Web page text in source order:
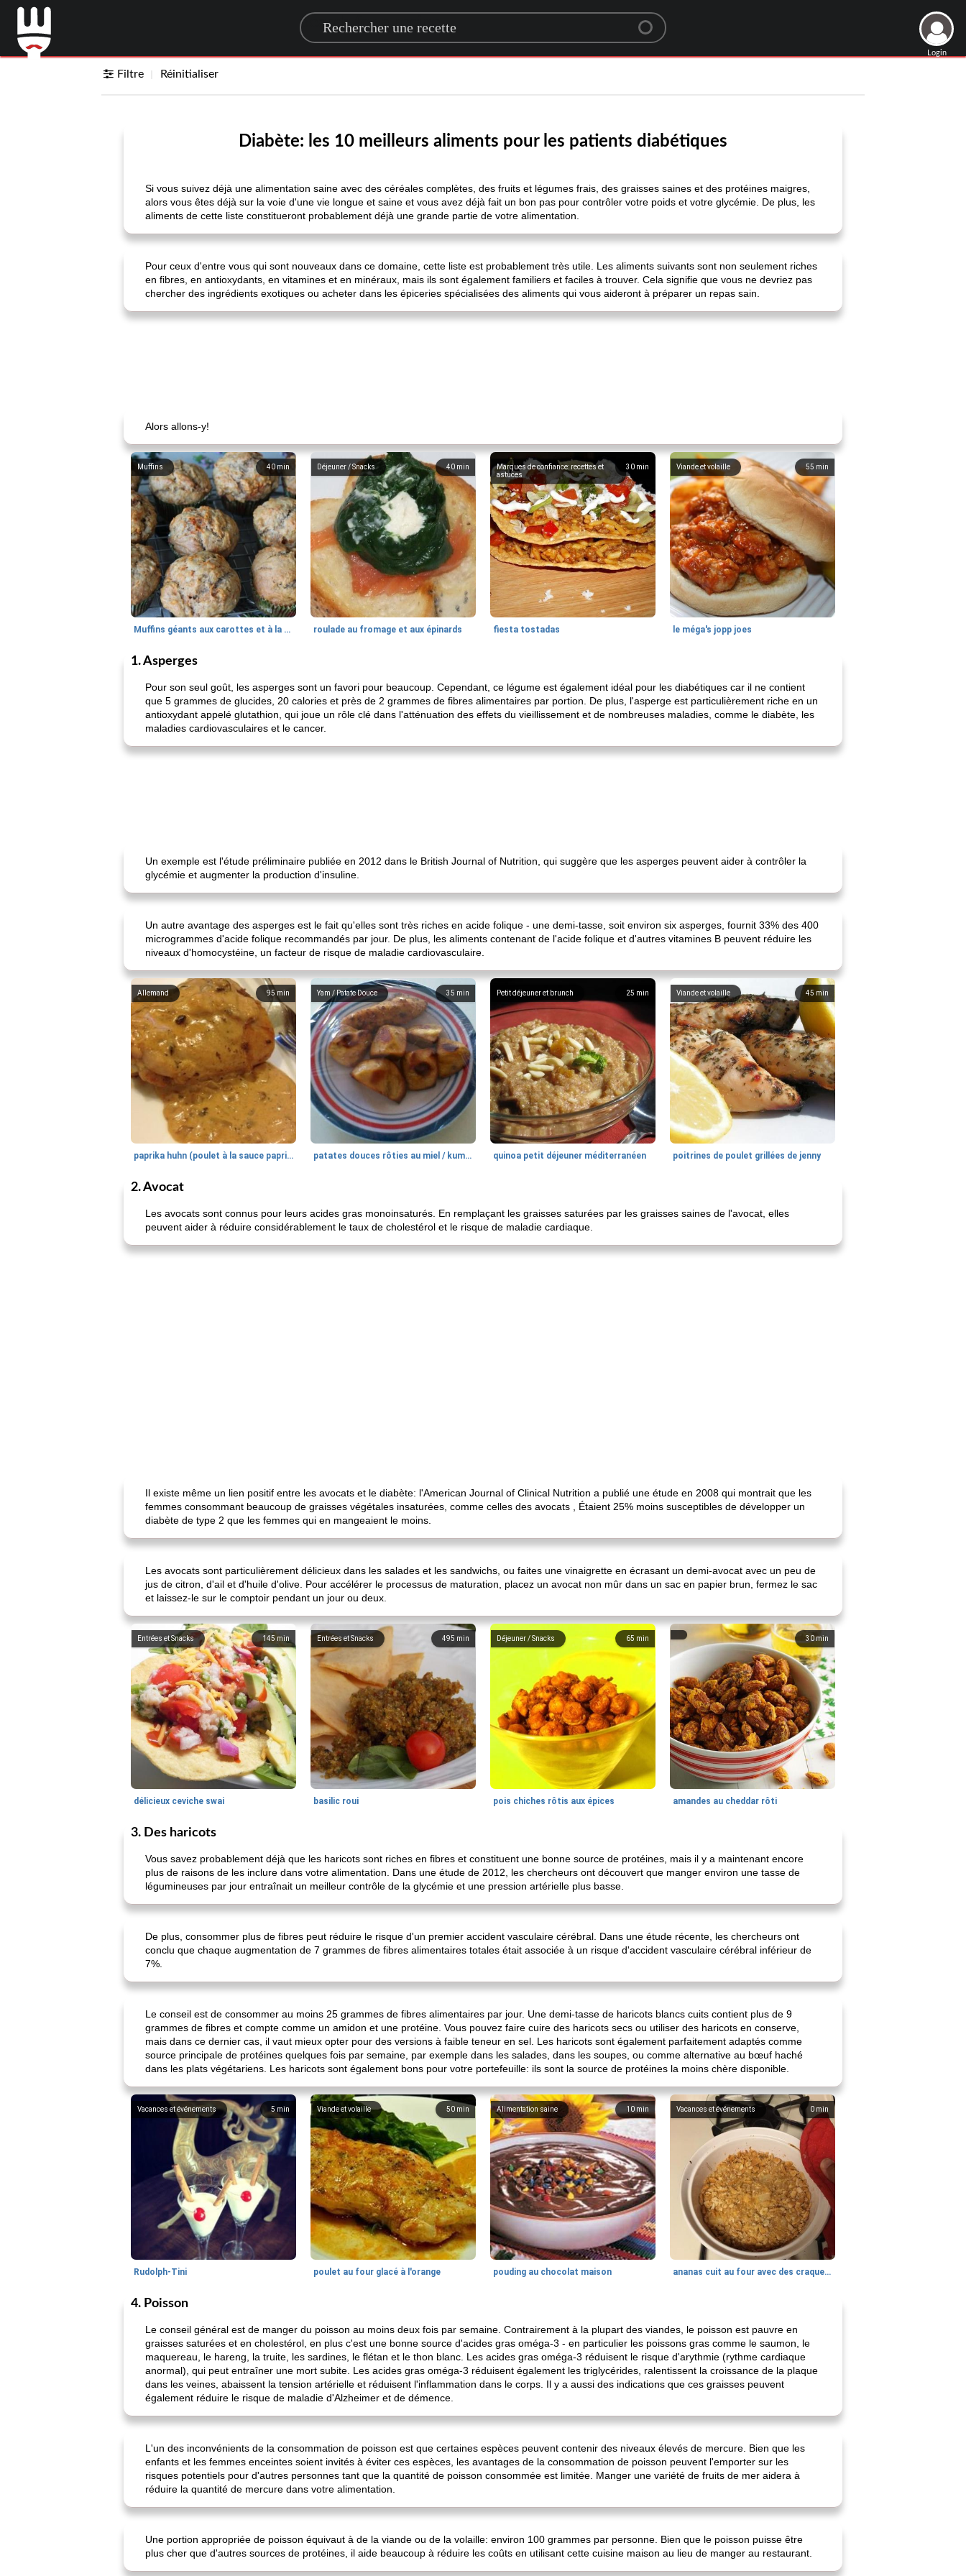
Search for a recipe
Login
Filtre Réinitialiser
Diabète: les 10 meilleurs aliments pour les patients diabétiques
Si vous suivez déjà une alimentation saine avec des céréales complètes, des fruits et légumes frais, des graisses saines et des protéines maigres,
alors vous êtes déjà sur la voie d'une vie longue et saine et vous avez déjà fait un bon pas pour contrôler votre poids et votre glycémie. De plus, les
aliments de cette liste constitueront probablement déjà une grande partie de votre alimentation.
Pour ceux d'entre vous qui sont nouveaux dans ce domaine, cette liste est probablement très utile. Les aliments suivants sont non seulement riches
en fibres, en antioxydants, en vitamines et en minéraux, mais ils sont également familiers et faciles à trouver. Cela signifie que vous ne devriez pas
chercher des ingrédients exotiques ou acheter dans les épiceries spécialisées des aliments qui vous aideront à préparer un repas sain.
Alors allons-y!
40 min
Muffins
Muffins géants aux carottes et à la banane de Nif
40 min
Déjeuner / Snacks
roulade au fromage et aux épinards
30 min
Marques de confiance: recettes et
astuces
fiesta tostadas
55 min
Viande et volaille
le méga's jopp joes
1. Asperges
Pour son seul goût, les asperges sont un favori pour beaucoup. Cependant, ce légume est également idéal pour les diabétiques car il ne contient
que 5 grammes de glucides, 20 calories et près de 2 grammes de fibres alimentaires par portion. De plus, l'asperge est particulièrement riche en un
antioxydant appelé glutathion, qui joue un rôle clé dans l'atténuation des effets du vieillissement et de nombreuses maladies, comme le diabète, les
maladies cardiovasculaires et le cancer.
Un exemple est l'étude préliminaire publiée en 2012 dans le British Journal of Nutrition, qui suggère que les asperges peuvent aider à contrôler la
glycémie et augmenter la production d'insuline.
Un autre avantage des asperges est le fait qu'elles sont très riches en acide folique - une demi-tasse, soit environ six asperges, fournit 33% des 400
microgrammes d'acide folique recommandés par jour. De plus, les aliments contenant de l'acide folique et d'autres vitamines B peuvent réduire les
niveaux d'homocystéine, un facteur de risque de maladie cardiovasculaire.
95min
Allemand
paprika huhn (poulet à la sauce paprika).
35 min
Yam / Patate Douce
patates douces rôties au miel / kumara
25 min
Petit déjeuner et brunch
quinoa petit déjeuner méditerranéen
45 min
Viande et volaille
poitrines de poulet grillées de jenny
2. Avocat
Les avocats sont connus pour leurs acides gras monoinsaturés. En remplaçant les graisses saturées par les graisses saines de l'avocat, elles
peuvent aider à réduire considérablement le taux de cholestérol et le risque de maladie cardiaque.
Il existe même un lien positif entre les avocats et le diabète: l'American Journal of Clinical Nutrition a publié une étude en 2008 qui montrait que les
femmes consommant beaucoup de graisses végétales insaturées, comme celles des avocats , Étaient 25% moins susceptibles de développer un
diabète de type 2 que les femmes qui en mangeaient le moins.
Les avocats sont particulièrement délicieux dans les salades et les sandwichs, ou faites une vinaigrette en écrasant un demi-avocat avec un peu de
jus de citron, d'ail et d'huile d'olive. Pour accélérer le processus de maturation, placez un avocat non mûr dans un sac en papier brun, fermez le sac
et laissez-le sur le comptoir pendant un jour ou deux.
145 min
Entrées et Snacks
délicieux ceviche swai
495 min
Entrées et Snacks
basilic roui
65 min
Déjeuner / Snacks
pois chiches rôtis aux épices
30min
amandes au cheddar rôti
3. Des haricots
Vous savez probablement déjà que les haricots sont riches en fibres et constituent une bonne source de protéines, mais il y a maintenant encore
plus de raisons de les inclure dans votre alimentation. Dans une étude de 2012, les chercheurs ont découvert que manger environ une tasse de
légumineuses par jour entraînait un meilleur contrôle de la glycémie et une pression artérielle plus basse.
De plus, consommer plus de fibres peut réduire le risque d'un premier accident vasculaire cérébral. Dans une étude récente, les chercheurs ont
conclu que chaque augmentation de 7 grammes de fibres alimentaires totales était associée à un risque d'accident vasculaire cérébral inférieur de
7%.
Le conseil est de consommer au moins 25 grammes de fibres alimentaires par jour. Une demi-tasse de haricots blancs cuits contient plus de 9
grammes de fibres et compte comme un amidon et une protéine. Vous pouvez faire cuire des haricots secs ou utiliser des haricots en conserve,
mais dans ce dernier cas, il vaut mieux opter pour des versions à faible teneur en sel. Les haricots sont également parfaitement adaptés comme
source principale de protéines quelques fois par semaine, par exemple dans les salades, dans les soupes, ou comme alternative au bœuf haché
dans les plats végétariens. Les haricots sont également bons pour votre portefeuille: ils sont la source de protéines la moins chère disponible.
5 min
Vacances et événements
Rudolph-Tini
50 min
Viande et volaille
poulet au four glacé à l'orange
10 min
Alimentation saine
pouding au chocolat maison
0 min
Vacances et événements
ananas cuit au four avec des craquelins
4. Poisson
Le conseil général est de manger du poisson au moins deux fois par semaine. Contrairement à la plupart des viandes, le poisson est pauvre en
graisses saturées et en cholestérol, en plus c'est une bonne source d'acides gras oméga-3 - en particulier les poissons gras comme le saumon, le
maquereau, le hareng, la truite, les sardines, le flétan et le thon blanc. Les acides gras oméga-3 réduisent le risque d'arythmie (rythme cardiaque
anormal), qui peut entraîner une mort subite. Les acides gras oméga-3 réduisent également les triglycérides, ralentissent la croissance de la plaque
dans les veines, abaissent la tension artérielle et réduisent l'inflammation dans le corps. Il y a aussi des indications que ces graisses peuvent
également réduire le risque de maladie d'Alzheimer et de démence.
L'un des inconvénients de la consommation de poisson est que certaines espèces peuvent contenir des niveaux élevés de mercure. Bien que les
enfants et les femmes enceintes soient invités à éviter ces espèces, les avantages de la consommation de poisson peuvent l'emporter sur les
risques potentiels pour d'autres personnes tant que la quantité de poisson consommée est limitée. Manger une variété de fruits de mer aidera à
réduire la quantité de mercure dans votre alimentation.
Une portion appropriée de poisson équivaut à de la viande ou de la volaille: environ 100 grammes par personne. Bien que le poisson puisse être
plus cher que d'autres sources de protéines, il aide beaucoup à réduire les coûts en utilisant cette cuisine maison au lieu de manger au restaurant.